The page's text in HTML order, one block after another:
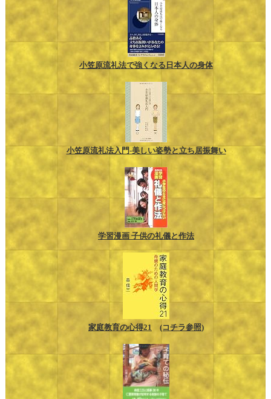
小笠原流礼法で強くなる日本人の身体
小笠原流礼法入門-美しい姿勢と立ち居振舞い
学習漫画 子供の礼儀と作法
家庭教育の心得21 (コチラ参照)